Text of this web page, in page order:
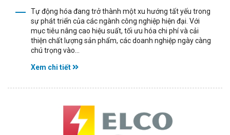
Tự động hóa đang trở thành một xu hướng tất yếu trong
sự phát triển của các ngành công nghiệp hiện đại. Với
mục tiêu nâng cao hiệu suất, tối ưu hóa chi phí và cải
thiện chất lượng sản phẩm, các doanh nghiệp ngày càng
chú trọng vào...
Xem chi tiết